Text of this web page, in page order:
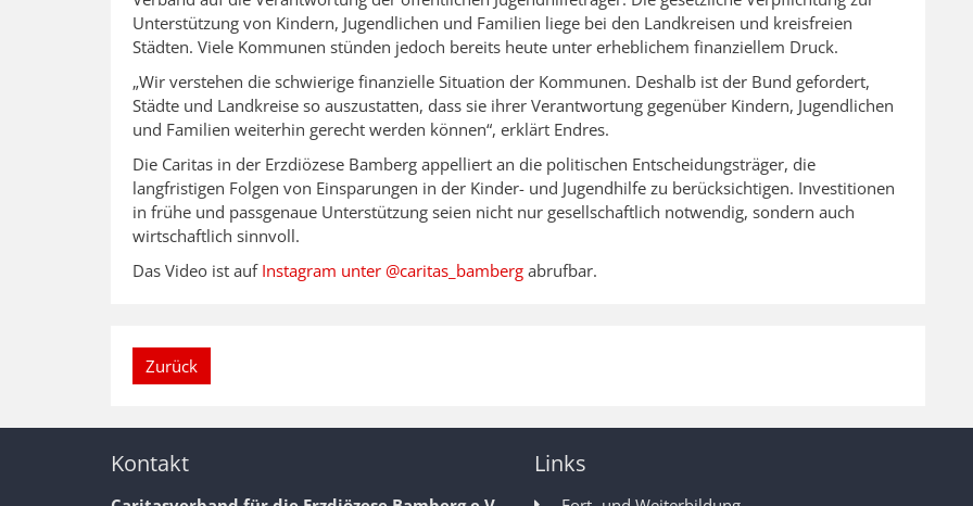
Unterstützung von Kindern, Jugendlichen und Familien liege bei den Landkreisen und kreisfreien
Städten. Viele Kommunen stünden jedoch bereits heute unter erheblichem finanziellem Druck.
„Wir verstehen die schwierige finanzielle Situation der Kommunen. Deshalb ist der Bund gefordert,
Städte und Landkreise so auszustatten, dass sie ihrer Verantwortung gegenüber Kindern, Jugendlichen
und Familien weiterhin gerecht werden können“, erklärt Endres.
Die Caritas in der Erzdiözese Bamberg appelliert an die politischen Entscheidungsträger, die
langfristigen Folgen von Einsparungen in der Kinder- und Jugendhilfe zu berücksichtigen. Investitionen
in frühe und passgenaue Unterstützung seien nicht nur gesellschaftlich notwendig, sondern auch
wirtschaftlich sinnvoll.
Das Video ist auf Instagram unter @caritas_bamberg abrufbar.
Zurück
Kontakt Links